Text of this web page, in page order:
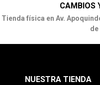
CAMBIOS
Tienda física en Av.
de
NUESTRA TIENDA